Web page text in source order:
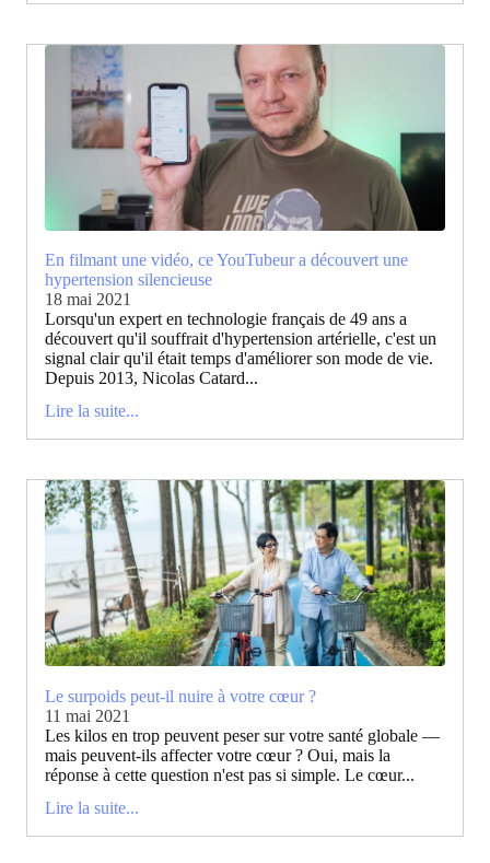
En filmant une vidéo, ce YouTubeur a découvert une
hypertension silencieuse
18 mai 2021
Lorsqu'un expert en technologie français de 49 ans a
découvert qu'il souffrait d'hypertension artérielle, c'est un
signal clair qu'il était temps d'améliorer son mode de vie.
Depuis 2013, Nicolas Catard...
Lire la suite...
Le surpoids peut-il nuire à votre cœur ?
11 mai 2021
Les kilos en trop peuvent peser sur votre santé globale —
mais peuvent-ils affecter votre cœur ? Oui, mais la
réponse à cette question n'est pas si simple. Le cœur...
Lire la suite...